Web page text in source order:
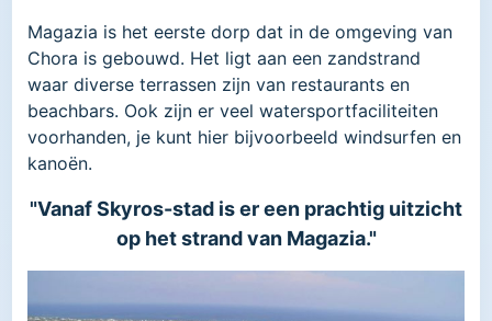
Magazia is het eerste dorp dat in de omgeving van
Chora is gebouwd. Het ligt aan een zandstrand
waar diverse terrassen zijn van restaurants en
beachbars. Ook zijn er veel watersportfaciliteiten
voorhanden, je kunt hier bijvoorbeeld windsurfen en
kanoën.
"Vanaf Skyros-stad is er een prachtig uitzicht
op het strand van Magazia."